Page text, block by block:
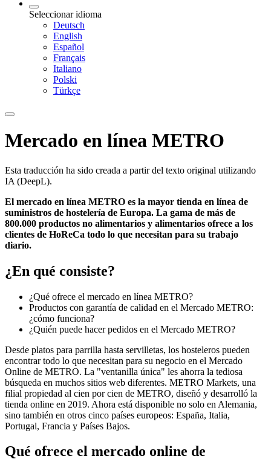
Seleccionar idioma
Deutsch
English
Español
Français
Italiano
Polski
Türkçe
Mercado en línea METRO
Esta traducción ha sido creada a partir del texto original utilizando
IA (DeepL).
El mercado en línea METRO es la mayor tienda en línea de
suministros de hostelería de Europa. La gama de más de
800.000 productos no alimentarios y alimentarios ofrece a los
clientes de HoReCa todo lo que necesitan para su trabajo
diario.
¿En qué consiste?
¿Qué ofrece el mercado en línea METRO?
Productos con garantía de calidad en el Mercado METRO:
¿cómo funciona?
¿Quién puede hacer pedidos en el Mercado METRO?
Desde platos para parrilla hasta servilletas, los hosteleros pueden
encontrar todo lo que necesitan para su negocio en el Mercado
Online de METRO. La "ventanilla única" les ahorra la tediosa
búsqueda en muchos sitios web diferentes. METRO Markets, una
filial propiedad al cien por cien de METRO, diseñó y desarrolló la
tienda online en 2019. Ahora está disponible no solo en Alemania,
sino también en otros cinco países europeos: España, Italia,
Portugal, Francia y Países Bajos.
Qué ofrece el mercado online de